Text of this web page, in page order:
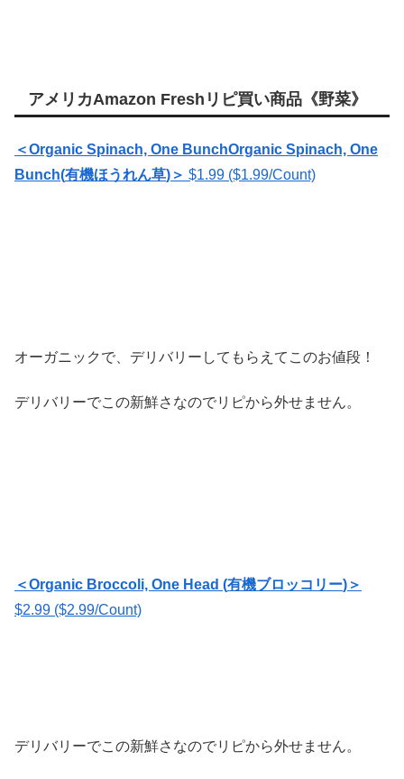
アメリカAmazon Freshリピ買い商品《野菜》
＜Organic Spinach, One BunchOrganic Spinach, One
Bunch(有機ほうれん草)＞ $1.99 ($1.99/Count)
オーガニックで、デリバリーしてもらえてこのお値段！
デリバリーでこの新鮮さなのでリピから外せません。
＜Organic Broccoli, One Head (有機ブロッコリー)＞
$2.99 ($2.99/Count)
デリバリーでこの新鮮さなのでリピから外せません。